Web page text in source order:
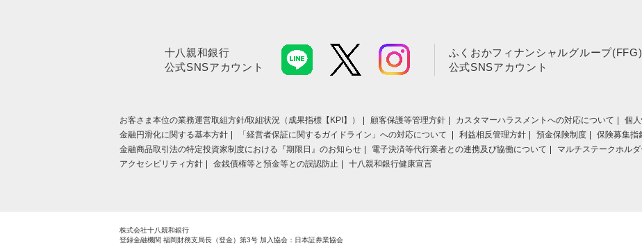
十八親和銀行
公式SNSアカウント
ふくおかフィナンシャルグループ(FFG)
公式SNSアカウント
お客さま本位の業務運営取組⽅針/取組状況（成果指標【KPI】） 顧客保護等管理方針 カスタマーハラスメントへの対応について 個
金融円滑化に関する基本方針
「経営者保証に関するガイドライン」への対応について 利益相反管理方針 預金保険制度 保険募集指
金融商品取引法の特定投資家制度における『期限日』のお知らせ
電子決済等代行業者との連携及び協働について マルチステークホル
アクセシビリティ方針
金銭債権等と預金等との誤認防止 十八親和銀行健康宣言
株式会社十八親和銀行
登録金融機関 福岡財務支局長（登金）第3号 加入協会：日本証券業協会